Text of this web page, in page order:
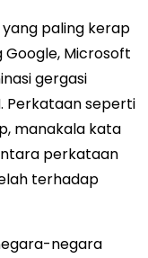
paling kerap
Microsoft
gergasi
Perkataan seperti
manakala kata
perkataan
terhadap
negara